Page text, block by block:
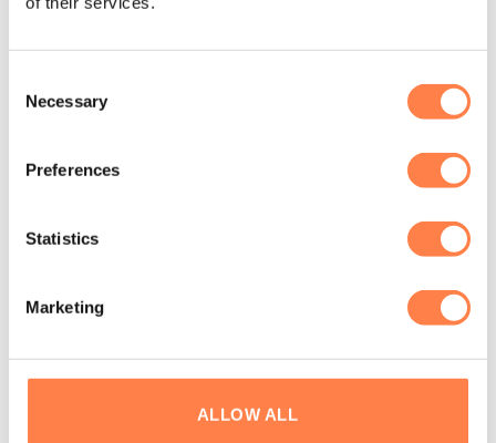
Selection
Necessary
Preferences
Statistics
Marketing
ALLOW ALL
Andere suggesties…
Koperen Drinkfles –